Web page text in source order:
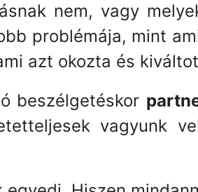
nem, vagy
problémája, mint
azt okozta és
beszélgetéskor
vagyunk